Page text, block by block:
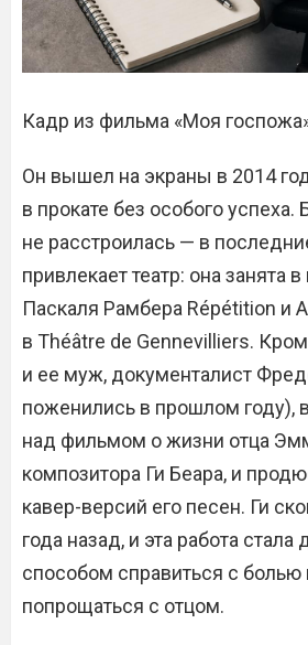
Кадр из фильма «Моя
Он вышел на экраны в 2014
в прокате без особого успеха.
не расстроилась — в
привлекает театр: она занята
Паскаля Рамбера Répétition и
в Théâtre de Gennevilliers.
и ее муж, документалист
поженились в прошлом году),
над фильмом о жизни отца
композитора Ги Беара, и
кавер-версий его песен. Ги
года назад, и эта работа
способом справиться с болью
попрощаться с отцом.